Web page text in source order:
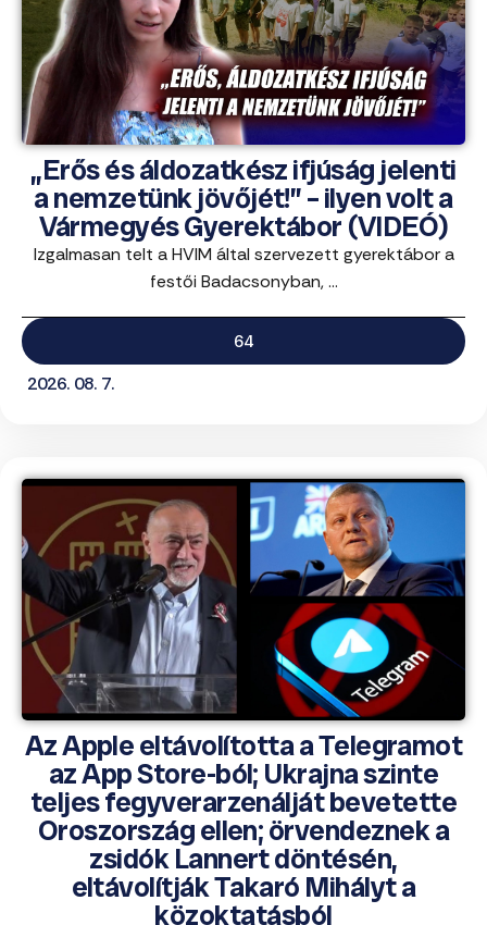
„Erős és áldozatkész ifjúság jelenti
a nemzetünk jövőjét!” – ilyen volt a
Vármegyés Gyerektábor (VIDEÓ)
Izgalmasan telt a HVIM által szervezett gyerektábor a
festői Badacsonyban, ...
64
2026. 08. 7.
Az Apple eltávolította a Telegramot
az App Store-ból; Ukrajna szinte
teljes fegyverarzenálját bevetette
Oroszország ellen; örvendeznek a
zsidók Lannert döntésén,
eltávolítják Takaró Mihályt a
közoktatásból